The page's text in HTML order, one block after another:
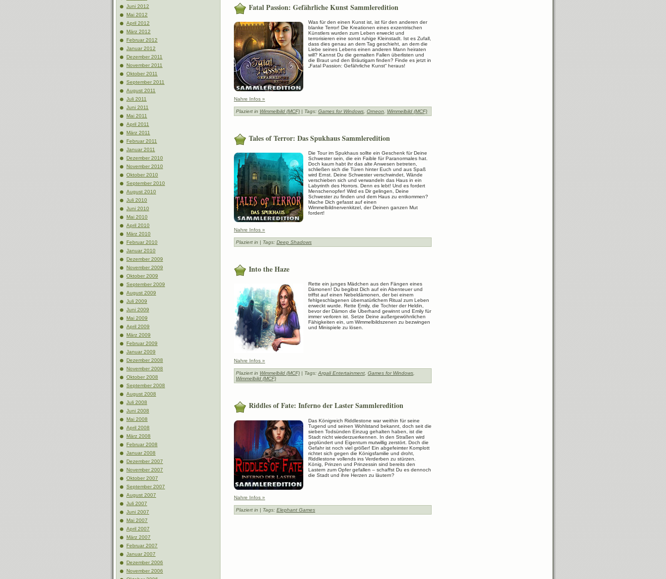
Juni 2012
Mai 2012
April 2012
März 2012
Februar 2012
Januar 2012
Dezember 2011
November 2011
Oktober 2011
September 2011
August 2011
Juli 2011
Juni 2011
Mai 2011
April 2011
März 2011
Februar 2011
Januar 2011
Dezember 2010
November 2010
Oktober 2010
September 2010
August 2010
Juli 2010
Juni 2010
Mai 2010
April 2010
März 2010
Februar 2010
Januar 2010
Dezember 2009
November 2009
Oktober 2009
September 2009
August 2009
Juli 2009
Juni 2009
Mai 2009
April 2009
März 2009
Februar 2009
Januar 2009
Dezember 2008
November 2008
Oktober 2008
September 2008
August 2008
Juli 2008
Juni 2008
Mai 2008
April 2008
März 2008
Februar 2008
Januar 2008
Dezember 2007
November 2007
Oktober 2007
September 2007
August 2007
Juli 2007
Juni 2007
Mai 2007
April 2007
März 2007
Februar 2007
Januar 2007
Dezember 2006
November 2006
Fatal Passion: Gefährliche Kunst Sammleredition
Was für den einen Kunst ist, ist für den anderen der
blanke Terror! Die Kreationen eines exzentrischen
Künstlers wurden zum Leben erweckt und
terrorisieren eine sonst ruhige Kleinstadt. Ist es Zufall,
dass dies genau an dem Tag geschieht, an dem die
Liebe seines Lebens einen anderen Mann heiraten
will? Kannst Du die gemalten Fallen überlisten und
die Braut und den Bräutigam finden? Finde es jetzt in
„Fatal Passion: Gefährliche Kunst“ heraus!
Nahre Infos »
Plaziert in Wimmelbild (MCF) | Tags: Games for Windows Orneon Wimmelbild (MCF)
Tales of Terror: Das Spukhaus Sammleredition
Die Tour im Spukhaus sollte ein Geschenk für Deine
Schwester sein, die ein Faible für Paranormales hat.
Doch kaum habt ihr das alte Anwesen betreten,
schließen sich die Türen hinter Euch und aus Spaß
wird Ernst. Deine Schwester verschwindet, Wände
verschieben sich und verwandeln das Haus in ein
Labyrinth des Horrors. Denn es lebt! Und es fordert
Menschenopfer! Wird es Dir gelingen, Deine
Schwester zu finden und dem Haus zu entkommen?
Mache Dich gefasst auf einen
Wimmelbildnervenkitzel, der Deinen ganzen Mut
fordert!
Nahre Infos »
Plaziert in | Tags: Deep Shadows
Into the Haze
Rette ein junges Mädchen aus den Fängen eines
Dämonen! Du begibst Dich auf ein Abenteuer und
triffst auf einen Nebeldämonen, der bei einem
fehlgeschlagenen übernatürlichem Ritual zum Leben
erweckt wurde. Rette Emily, die Tochter der Heldin,
bevor der Dämon die Überhand gewinnt und Emily für
immer verloren ist. Setze Deine außergewöhnlichen
Fähigkeiten ein, um Wimmelbildszenen zu bezwingen
und Minispiele zu lösen.
Nahre Infos »
Plaziert in Wimmelbild (MCF) | Tags:Argali Entertainment, Games for Windows,
Wimmelbild (MCF)
Riddles of Fate: Inferno der Laster Sammleredition
Das Königreich Riddlestone war weithin für seine
Tugend und seinen Wohlstand bekannt, doch seit die
sieben Todsünden Einzug gehalten haben, ist die
Stadt nicht wiederzuerkennen. In den Straßen wird
geplündert und Eigentum mutwillig zerstört. Doch die
Gefahr ist noch viel größer! Ein abgefeimter Komplott
richtet sich gegen die Königsfamilie und droht,
Riddlestone vollends ins Verderben zu stürzen.
König, Prinzen und Prinzessin sind bereits den
Lastern zum Opfer gefallen – schaffst Du es dennoch
die Stadt und ihre Herzen zu läutern?
Nahre Infos »
Plaziert in | Tags: Elephant Games